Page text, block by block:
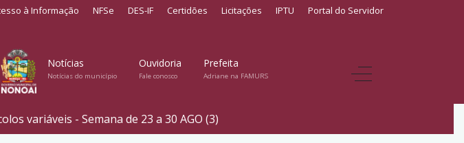
à Informação NFSe DES-IF Certidões Licitações IPTU Portal do Servidor
Notícias
Notícias do município
Ouvidoria
Fale conosco
Prefeita
Adriane na FAMURS
variáveis - Semana de 23 a 30 AGO (3)